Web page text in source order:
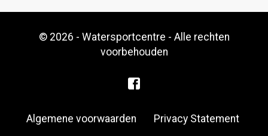
© 2026 - Watersportcentre - Alle rechten
voorbehouden
Algemene voorwaarden Privacy Statement